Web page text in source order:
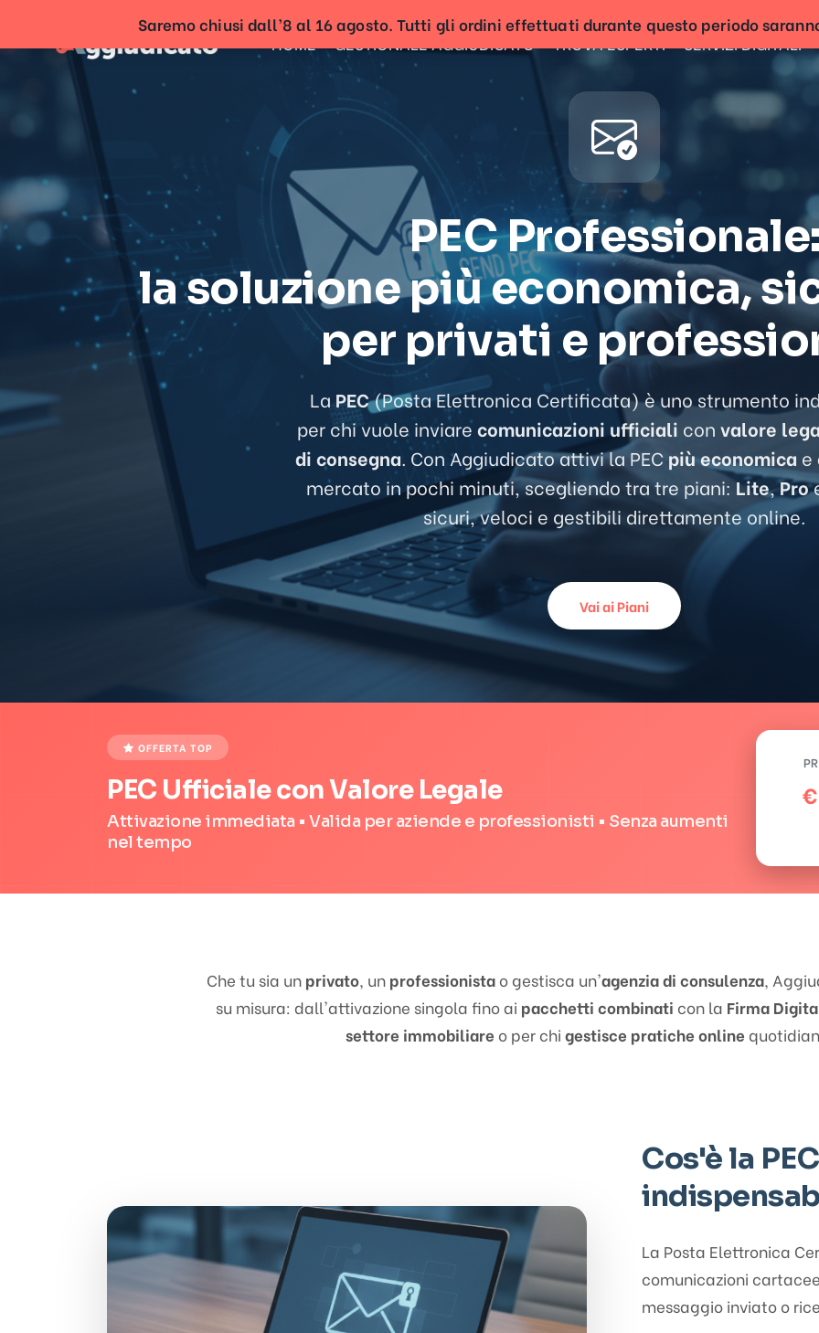
HOME GESTIONALE AGGIUDICATO TROVA ESPERTI SERVIZI DIGITALI
PEC
la soluzione più economica,
per privati e
LaPEC(Posta Elettronica Certificata) è uno strumento
per chi vuole inviarecomunicazioni ufficiali con valore
di consegna. Con Aggiudicato attivi la PEC più economica e
mercato in pochi minuti, scegliendo tra tre piani:Lite,Pro
sicuri, veloci e gestibili direttamente online.
Vai ai Piani
OFFERTA TOP
PEC Ufficiale con Valore Legale
Attivazione immediata • Valida per aziende e professionisti • Senza aumenti
nel tempo
€
Che tu sia un privato, un professionista o gestisca un'agenzia di consulenza,
su misura: dall'attivazione singola fino ai pacchetti combinati con la Firma
settore immobiliare o per chi gestisce pratiche online
Cos'è la
La Posta Elettronica
comunicazioni
messaggio inviato o
Saremo chiusi dall’8 al 16 agosto. Tutti gli ordini effettuati durante questo periodo